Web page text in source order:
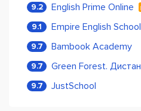
9.2 English Prime Online
9.1 Empire English School
9.7 Bambook Academy
9.7
9.7 JustSchool